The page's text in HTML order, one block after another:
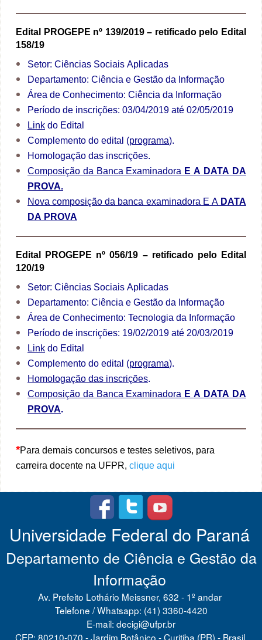
Edital PROGEPE nº 139/2019 – retificado pelo Edital
158/19
Setor: Ciências Sociais Aplicadas
Departamento: Ciência e Gestão da Informação
Área de Conhecimento: Ciência da Informação
Período de inscrições: 03/04/2019 até 02/05/2019
Link do Edital
Complemento do edital (programa).
Homologação das inscrições.
Composição da Banca Examinadora E A DATA DA
PROVA.
Nova composição da banca examinadora E A DATA
DA PROVA
Edital PROGEPE nº 056/19 – retificado pelo Edital
120/19
Setor: Ciências Sociais Aplicadas
Departamento: Ciência e Gestão da Informação
Área de Conhecimento: Tecnologia da Informação
Período de inscrições: 19/02/2019 até 20/03/2019
Link do Edital
Complemento do edital (programa).
Homologação das inscrições.
Composição da Banca Examinadora E A DATA DA
PROVA.
*Para demais concursos e testes seletivos, para
carreira docente na UFPR, clique aqui
Universidade Federal do Paraná
Departamento de Ciência e Gestão da
Informação
Av. Prefeito Lothário Meissner, 632 - 1º andar
Telefone / Whatsapp: (41) 3360-4420
E-mail: decigi@ufpr.br
CEP: 80210-070 - Jardim Botânico - Curitiba (PR) - Brasil